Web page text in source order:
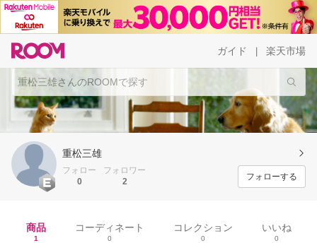
ガイド 楽天市場
重松三雄
フォロー
0
フォロワー
2
フォローする
商品
1
コーディネート
0
コレクション
0
いいね
0